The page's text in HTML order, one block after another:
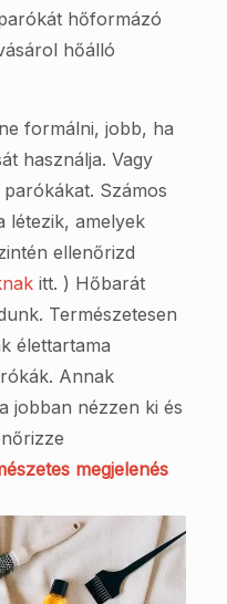
hőformázó
hőálló
formálni, jobb, ha
használja. Vagy
Számos
létezik, amelyek
ellenőrizd
itt. ) Hőbarát
Természetesen
élettartama
Annak
jobban nézzen ki és
megjelenés